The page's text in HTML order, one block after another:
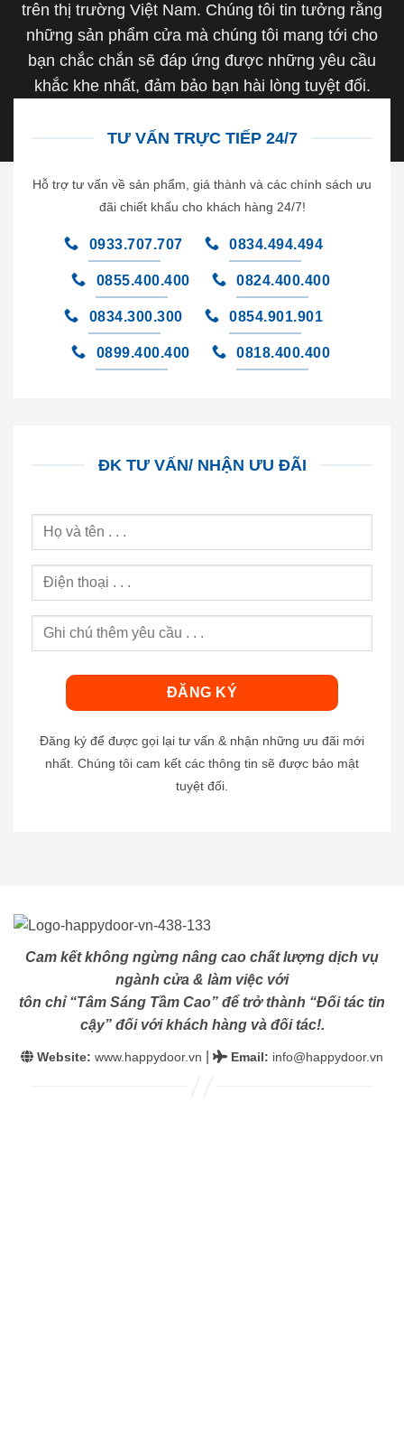
trên thị trường Việt Nam. Chúng tôi tin tưởng rằng
những sản phẩm cửa mà chúng tôi mang tới cho
bạn chắc chắn sẽ đáp ứng được những yêu cầu
khắc khe nhất, đảm bảo bạn hài lòng tuyệt đối.
TƯ VẤN TRỰC TIẾP 24/7
Hỗ trợ tư vấn về sản phẩm, giá thành và các chính sách ưu
đãi chiết khấu cho khách hàng 24/7!
0933.707.707 0834.494.494
0855.400.400 0824.400.400
0834.300.300 0854.901.901
0899.400.400 0818.400.400
ĐK TƯ VẤN/ NHẬN ƯU ĐÃI
Đăng ký để được gọi lại tư vấn & nhận những ưu đãi mới
nhất. Chúng tôi cam kết các thông tin sẽ được bảo mật
tuyệt đối.
Cam kết không ngừng nâng cao chất lượng dịch vụ
ngành cửa & làm việc với
tôn chỉ “Tâm Sáng Tầm Cao” để trở thành “Đối tác tin
cậy” đối với khách hàng và đối tác!.
Website: www.happydoor.vn Email: info@happydoor.vn